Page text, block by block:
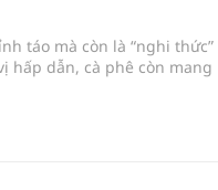
táo mà còn là “nghi thức”
hấp dẫn, cà phê còn mang